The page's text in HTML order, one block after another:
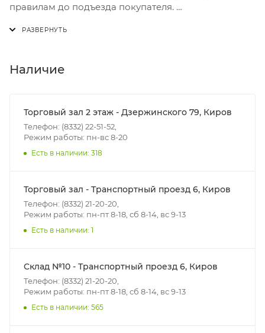
правилам до подъезда покупателя.
В субботу с 8:00 до 15:00
- зоны доставки;
- веса и габаритов товаров в заказе;
- количества торговых точек для погрузки товаров.
(перекрестки улиц):
• Дзержинского - Жуковского
• Ленина - 65 лет победы
• Московская - Ульяновская
• Чистопрудненская - Украинская
• Щорса – Ульяновская
Доставка в Нововятский р-он, Коминтерн, Костино и
Наличие
Торговый зал 2 этаж - Дзержинского 79, Киров
Телефон: (8332) 22-51-52,
Режим работы: пн-вс 8-20
Есть в наличии: 318
Торговый зал - Транспортный проезд 6, Киров
Телефон: (8332) 21-20-20,
Режим работы: пн-пт 8-18, сб 8-14, вс 9-13
Есть в наличии: 1
Склад №10 - Транспортный проезд 6, Киров
Телефон: (8332) 21-20-20,
Режим работы: пн-пт 8-18, сб 8-14, вс 9-13
Есть в наличии: 565